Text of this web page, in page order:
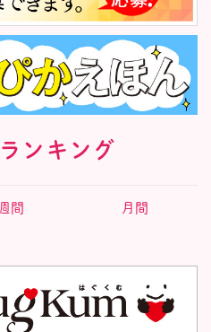
ンキング
間 月間